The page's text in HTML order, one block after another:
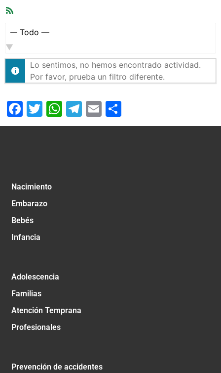
Mostrar:
Lo sentimos, no hemos encontrado actividad.
Por favor, prueba un filtro diferente.
Facebook
Twitter
WhatsApp
Telegram
Email
Nacimiento
Embarazo
Bebés
Infancia
Adolescencia
Familias
Atención Temprana
Profesionales
Prevención de accidentes